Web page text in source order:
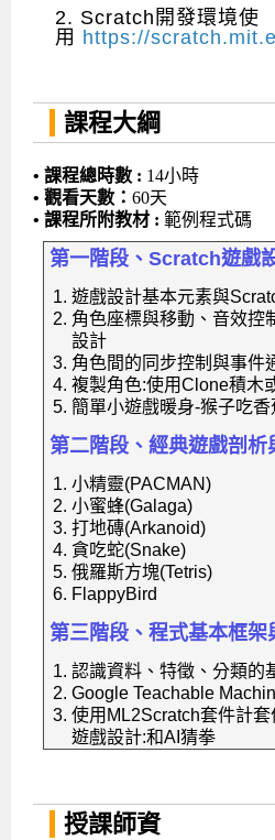
2. Scratch開發環境使
用 https://
課程大綱
• 課程總時數 : 14小時
• 觀看天數： 60天
• 課程所附教材 : 範例程式碼
第一階段、Scratch遊戲
遊戲設計基本元素與
角色座標與移動、音效控
設計
角色間的同步控制與事件
複製角色:使用Clone積木
簡單小遊戲暖身-猴子吃
第二階段、經典遊戲剖析
小精靈(PACMAN)
小蜜蜂(Galaga)
打地磚(Arkanoid)
貪吃蛇(Snake)
俄羅斯方塊(Tetris)
FlappyBird
第三階段、程式基本框架
認識資料、特徵、分類的
Google Teachable
使用ML2Scratch套件計
遊戲設計:和AI猜拳
授課師資